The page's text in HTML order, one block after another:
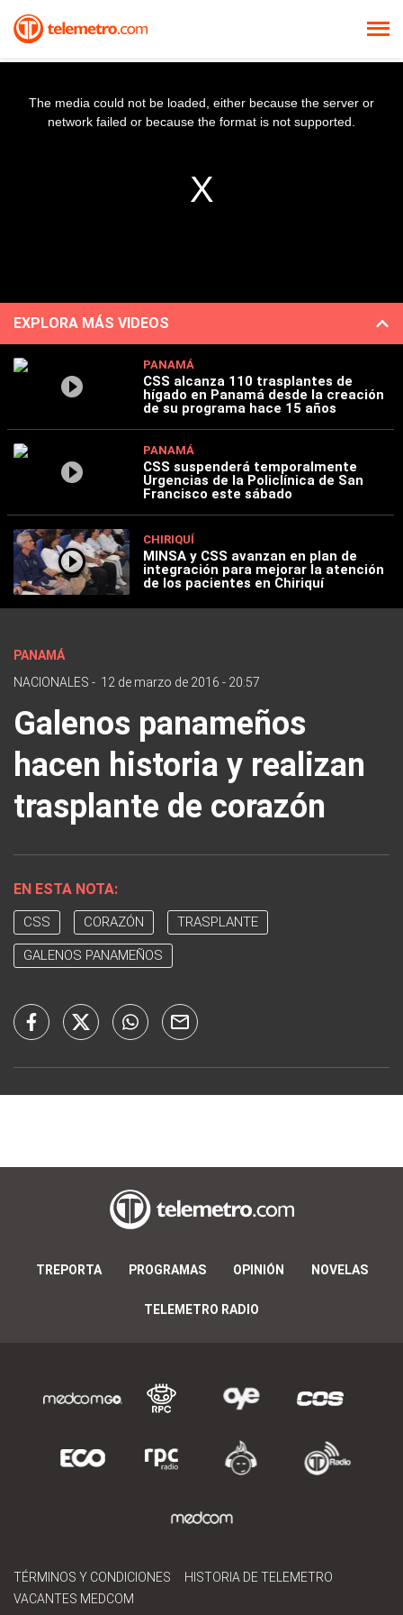
The media could not be loaded, either because the server or
network failed or because the format is not supported.
EXPLORA MÁS VIDEOS
PANAMÁ
CSS alcanza 110 trasplantes de
hígado en Panamá desde la creación
de su programa hace 15 años
PANAMÁ
CSS suspenderá temporalmente
Urgencias de la Policlínica de San
Francisco este sábado
CHIRIQUÍ
MINSA y CSS avanzan en plan de
integración para mejorar la atención
de los pacientes en Chiriquí
PANAMÁ
NACIONALES - 12 de marzo de 2016 - 20:57
Galenos panameños
hacen historia y realizan
trasplante de corazón
EN ESTA NOTA:
CSS CORAZÓN TRASPLANTE
GALENOS PANAMEÑOS
TREPORTA PROGRAMAS OPINIÓN NOVELAS
TELEMETRO RADIO
TÉRMINOS Y CONDICIONES
HISTORIA DE TELEMETRO
VACANTES MEDCOM